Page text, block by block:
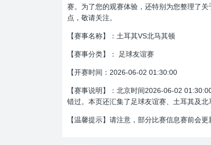
赛。为了您的观赛体验，还特别为您整理了
点，敬请关注。
【赛事名称】：土耳其VS北马其顿
【赛事分类】： 足球友谊赛
【开赛时间：2026-06-02 01:30:00
【赛事说明】：北京时间2026-06-02
错过。本页还汇集了足球友谊赛、土耳其及
【温馨提示】请注意，部分比赛信息赛前会